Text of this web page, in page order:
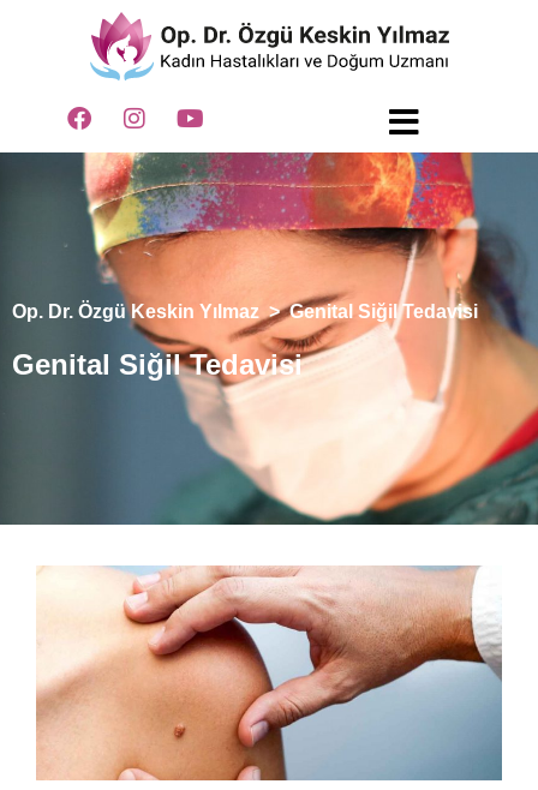
Op. Dr. Özgü Keskin Yılmaz >Genital Siğil Tedavisi
Genital Siğil Tedavisi